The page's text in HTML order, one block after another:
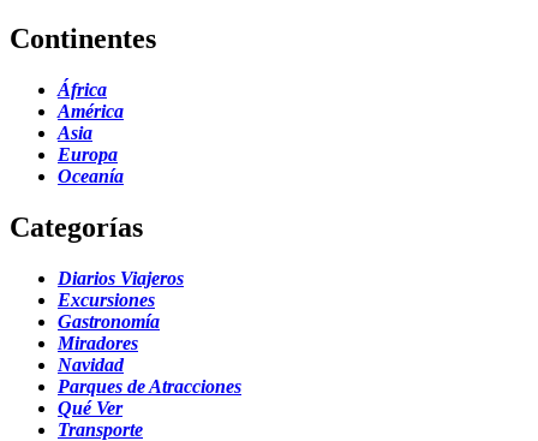
Continentes
África
América
Asia
Europa
Oceanía
Categorías
Diarios Viajeros
Excursiones
Gastronomía
Miradores
Navidad
Parques de Atracciones
Qué Ver
Transporte